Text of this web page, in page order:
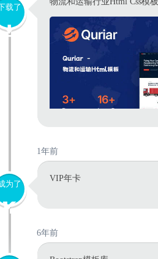
载了
1年前
为了
VIP年卡
6年前